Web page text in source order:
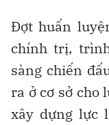
Đợt huấn
chính trị,
sàng chiến
ra ở cơ sở cho
xây dựng lực